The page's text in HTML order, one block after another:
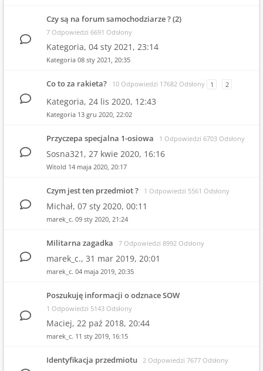
Czy są na forum samochodziarze ? (2)
7 Odpowiedzi 6691 Odsłony
Kategoria, 04 sty 2021, 23:14
Kategoria 08 sty 2021, 20:35
Co to za rakieta? 10 Odpowiedzi 17682 Odsłony 1 2
Kategoria, 24 lis 2020, 12:43
Kategoria 13 gru 2020, 22:02
Przyczepa specjalna 1-osiowa 1 Odpowiedzi 6703 Odsłony
Sosna321, 27 kwie 2020, 16:16
Witold 14 maja 2020, 20:17
Czym jest ten przedmiot ? 1 Odpowiedzi 5561 Odsłony
Michał, 07 sty 2020, 00:11
marek_c. 09 sty 2020, 21:24
Militarna zagadka 7 Odpowiedzi 8992 Odsłony
marek_c., 31 mar 2019, 20:01
marek_c. 04 maja 2019, 20:35
Poszukuję informacji o odznace SOW
1 Odpowiedzi 5143 Odsłony
Maciej, 22 paź 2018, 20:44
marek_c. 11 sty 2019, 16:15
Identyfikacja przedmiotu 2 Odpowiedzi 7677 Odsłony